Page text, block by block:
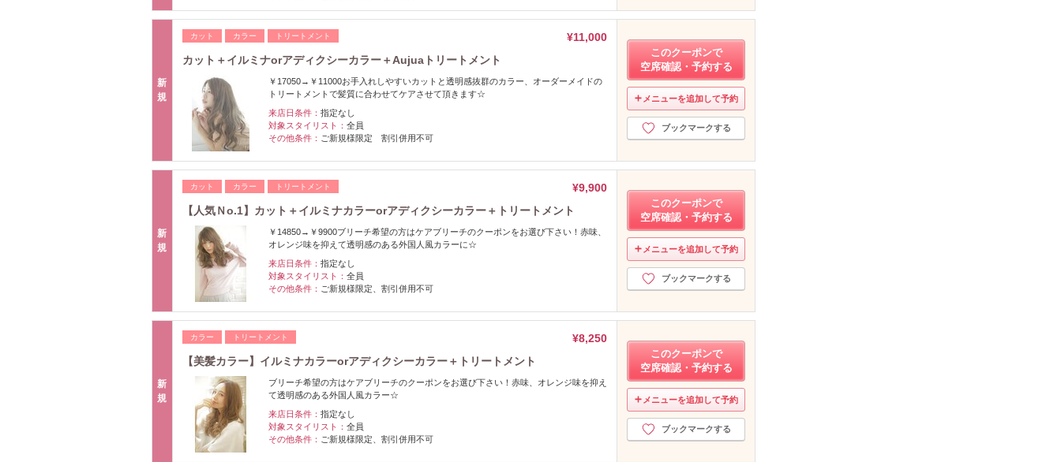
新
規
カット カラー トリートメント
¥11,000
カット＋イルミナorアディクシーカラー＋Aujuaトリートメント
￥17050→￥11000お手入れしやすいカットと透明感抜群のカラー、オーダーメイドの
トリートメントで髪質に合わせてケアさせて頂きます☆
来店日条件： 指定なし
対象スタイリスト： 全員
その他条件： ご新規様限定 割引併用不可
このクーポンで
空席確認・予約する
メニューを追加して予約
ブックマークする
新
規
カット カラー トリートメント
¥9,900
【人気Ｎo.1】カット＋イルミナカラーorアディクシーカラー＋トリートメント
￥14850→￥9900ブリーチ希望の方はケアブリーチのクーポンをお選び下さい！赤味、
オレンジ味を抑えて透明感のある外国人風カラーに☆
来店日条件： 指定なし
対象スタイリスト： 全員
その他条件： ご新規様限定、割引併用不可
このクーポンで
空席確認・予約する
メニューを追加して予約
ブックマークする
新
規
カラー トリートメント
¥8,250
【美髪カラー】イルミナカラーorアディクシーカラー＋トリートメント
ブリーチ希望の方はケアブリーチのクーポンをお選び下さい！赤味、オレンジ味を抑え
て透明感のある外国人風カラー☆
来店日条件： 指定なし
対象スタイリスト： 全員
その他条件： ご新規様限定、割引併用不可
このクーポンで
空席確認・予約する
メニューを追加して予約
ブックマークする